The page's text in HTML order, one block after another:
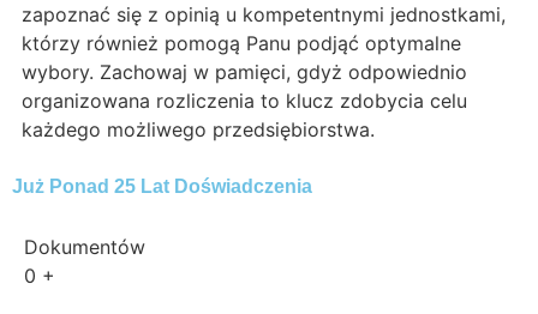
zapoznać się z opinią u kompetentnymi jednostkami,
którzy również pomogą Panu podjąć optymalne
wybory. Zachowaj w pamięci, gdyż odpowiednio
organizowana rozliczenia to klucz zdobycia celu
każdego możliwego przedsiębiorstwa.
Już Ponad 25 Lat Doświadczenia
Dokumentów
0 +